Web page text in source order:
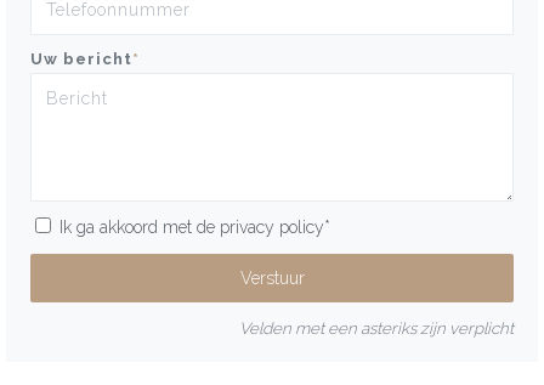
Uw bericht*
Ik ga akkoord met de privacy policy*
Velden met een asteriks zijn verplicht